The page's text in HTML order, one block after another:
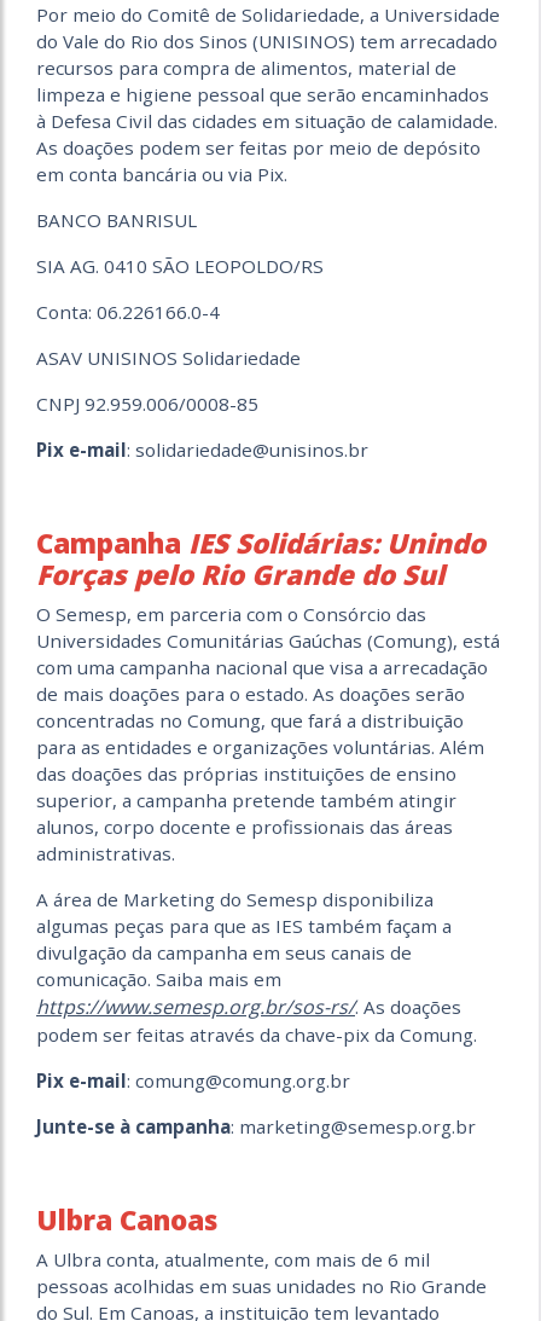
Por meio do Comitê de Solidariedade, a Universidade
do Vale do Rio dos Sinos (UNISINOS) tem arrecadado
recursos para compra de alimentos, material de
limpeza e higiene pessoal que serão encaminhados
à Defesa Civil das cidades em situação de calamidade.
As doações podem ser feitas por meio de depósito
em conta bancária ou via Pix.
BANCO BANRISUL
SIA AG. 0410 SÃO LEOPOLDO/RS
Conta: 06.226166.0-4
ASAV UNISINOS Solidariedade
CNPJ 92.959.006/0008-85
Pix e-mail: solidariedade@unisinos.br
Campanha IES Solidárias: Unindo
Forças pelo Rio Grande do Sul
O Semesp, em parceria com o Consórcio das
Universidades Comunitárias Gaúchas (Comung), está
com uma campanha nacional que visa a arrecadação
de mais doações para o estado. As doações serão
concentradas no Comung, que fará a distribuição
para as entidades e organizações voluntárias. Além
das doações das próprias instituições de ensino
superior, a campanha pretende também atingir
alunos, corpo docente e profissionais das áreas
administrativas.
A área de Marketing do Semesp disponibiliza
algumas peças para que as IES também façam a
divulgação da campanha em seus canais de
comunicação. Saiba mais em
https://www.semesp.org.br/sos-rs/. As doações
podem ser feitas através da chave-pix da Comung.
Pix e-mail: comung@comung.org.br
Junte-se à campanha: marketing@semesp.org.br
Ulbra Canoas
A Ulbra conta, atualmente, com mais de 6 mil
pessoas acolhidas em suas unidades no Rio Grande
do Sul. Em Canoas, a instituição tem levantado